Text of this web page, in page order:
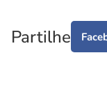
Partilhe